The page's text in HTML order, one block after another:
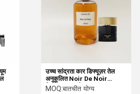
उच्च सांद्रता कार डिफ्यूज़र तेल
अनुकूलित Noir De Noir
डिजाइनर इत्र तेल
MOQ:बातचीत योग्य